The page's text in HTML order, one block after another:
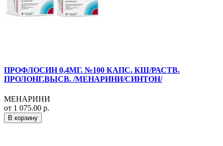
ПРОФЛОСИН 0,4МГ. №100 КАПС. КШ/РАСТВ.
ПРОЛОНГ.ВЫСВ. /МЕНАРИНИ/СИНТОН/
МЕНАРИНИ
от 1 075.00 р.
В корзину